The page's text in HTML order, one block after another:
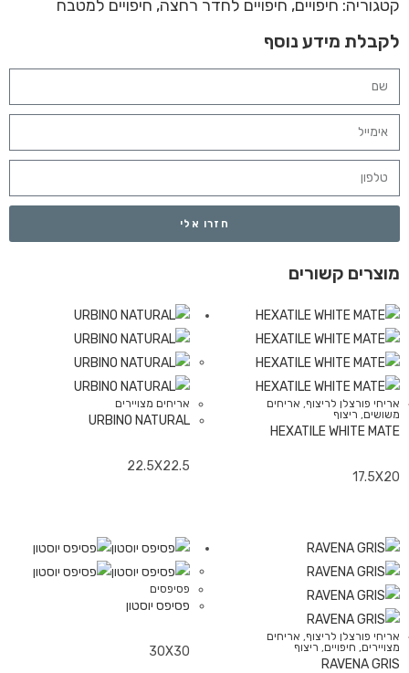
קטגוריה: חיפויים, חיפויים לחדר רחצה, חיפויים למטבח
לקבלת מידע נוסף
חזרו אלי
מוצרים קשורים
אריחי פורצלן לריצוף, אריחים
משושים, ריצוף
HEXATILE WHITE MATE
17.5X20
אריחים מצויירים
URBINO NATURAL
22.5X22.5
אריחי פורצלן לריצוף, אריחים
מצויירים, חיפויים, ריצוף
RAVENA GRIS
פסיפסים
פסיפס יוסטון
30X30